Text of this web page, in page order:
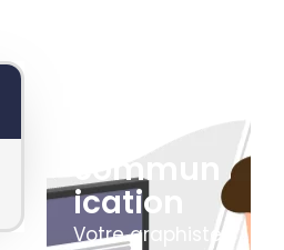
commun
ication
Votre graphiste